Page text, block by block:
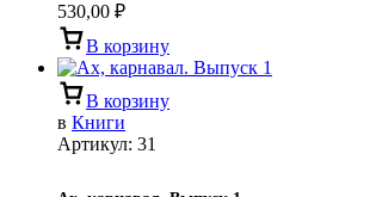
530,00 ₽
В корзину
В корзину
в Книги
Артикул: 31